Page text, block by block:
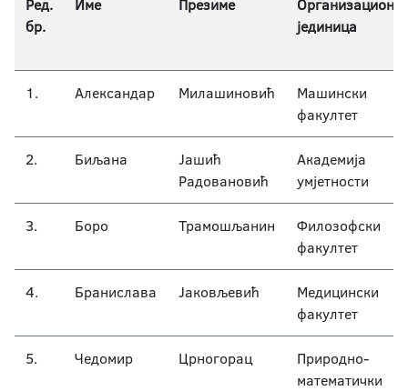
Наставници / Наставници страног језика
Ред.
бр.
Име Презиме
Организациона
јединица
1. Александар Милашиновић
Машински
факултет
2. Биљана
Јашић
Радовановић
Академија
умјетности
3. Боро Трамошљанин
Филозофски
факултет
4. Бранислава Јаковљевић
Медицински
факултет
5. Чедомир Црногорац
Природно-
математички